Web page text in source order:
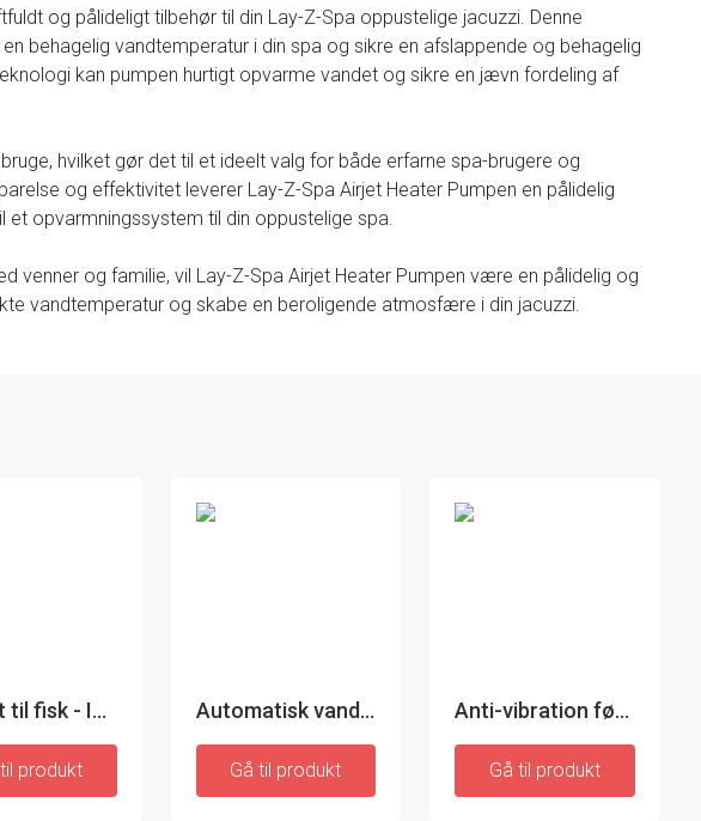
og pålideligt tilbehør til din Lay-Z-Spa oppustelige jacuzzi. Denne
behagelig vandtemperatur i din spa og sikre en afslappende og behagelig
kan pumpen hurtigt opvarme vandet og sikre en jævn fordeling af
hvilket gør det til et ideelt valg for både erfarne spa-brugere og
og effektivitet leverer Lay-Z-Spa Airjet Heater Pumpen en pålidelig
et opvarmningssystem til din oppustelige spa.
venner og familie, vil Lay-Z-Spa Airjet Heater Pumpen være en pålidelig og
vandtemperatur og skabe en beroligende atmosfære i din jacuzzi.
Grillnet til fisk - InnovaGoods
produkt
Automatisk vandingssystem til potteplanter Regott
Gå til produkt
Anti-vibration fødder sæt - 4 enheder - InnovaGoods
Gå til produkt